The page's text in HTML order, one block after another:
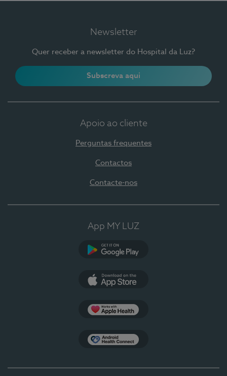
Newsletter
Quer receber a newsletter do Hospital da Luz?
Subscreva aqui
Apoio ao cliente
Perguntas frequentes
Contactos
Contacte-nos
App MY LUZ